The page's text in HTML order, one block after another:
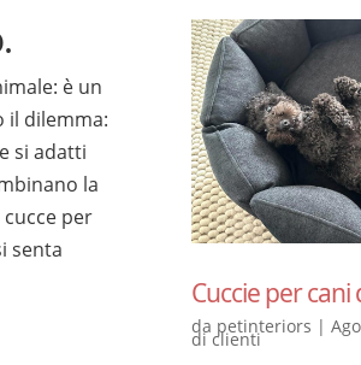
è un
il dilemma:
si adatti
la
per
senta
Cuccie per cani
da petinteriors |
di clienti